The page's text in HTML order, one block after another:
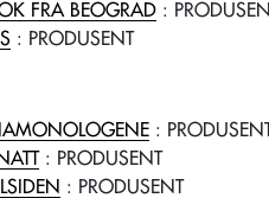
FRA BEOGRAD :
: PRODUSENT
:
: PRODUSENT
: PRODUSENT